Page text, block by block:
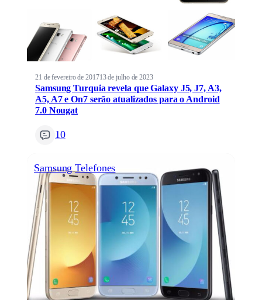
21 de fevereiro de 201713 de julho de 2023
Samsung Turquia revela que Galaxy J5, J7, A3,
A5, A7 e On7 serão atualizados para o Android
7.0 Nougat
10
Samsung Telefones